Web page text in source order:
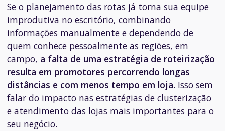
Se o planejamento das rotas já torna sua equipe
improdutiva no escritório, combinando
informações manualmente e dependendo de
quem conhece pessoalmente as regiões, em
campo, a falta de uma estratégia de roteirização
resulta em promotores percorrendo longas
distâncias e com menos tempo em loja. Isso sem
falar do impacto nas estratégias de clusterização
e atendimento das lojas mais importantes para o
seu negócio.